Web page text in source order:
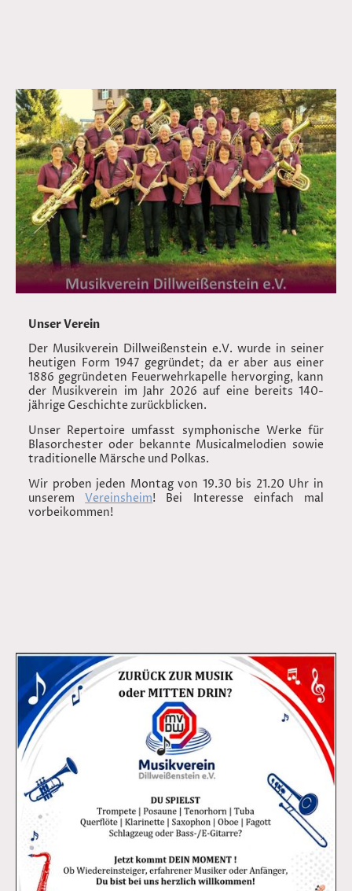
Unser Verein
Der Musikverein Dillweißenstein e.V. wurde in seiner
heutigen Form 1947 gegründet; da er aber aus einer
1886 gegründeten Feuerwehrkapelle hervorging, kann
der Musikverein im Jahr 2026 auf eine bereits 140-
jährige Geschichte zurückblicken.
Unser Repertoire umfasst symphonische Werke für
Blasorchester oder bekannte Musicalmelodien sowie
traditionelle Märsche und Polkas.
Wir proben jeden Montag von 19.30 bis 21.20 Uhr in
unseremVereinsheim! Bei Interesse einfach mal
vorbeikommen!